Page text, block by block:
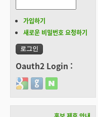
가입하기
새로운 비밀번호 요청하기
Oauth2 Login :
Login with Google
Login with GitHub
Login with Naver